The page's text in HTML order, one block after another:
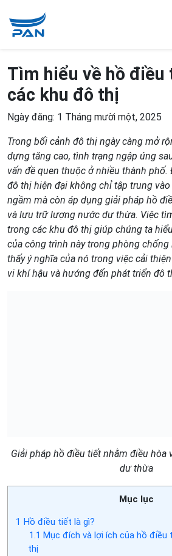
Tìm hiểu về hồ
các khu đô thị
Ngày đăng: 1 Tháng mười một, 2025
Trong bối cảnh đô thị ngày càng mở
dựng tăng cao, tình trạng ngập úng
vấn đề quen thuộc ở nhiều thành phố.
đô thị hiện đại không chỉ tập trung
ngầm mà còn áp dụng giải pháp hồ
và lưu trữ lượng nước dư thừa. Việc
trong các khu đô thị giúp chúng ta
của công trình này trong phòng chống
thấy ý nghĩa của nó trong việc cải
vi khí hậu và hướng đến phát triển đô
Giải pháp hồ điều tiết nhằm điều
dư thừa
Mục lục
1 Hồ điều tiết là gì?
1.1 Mục đích và lợi ích của hồ
thị